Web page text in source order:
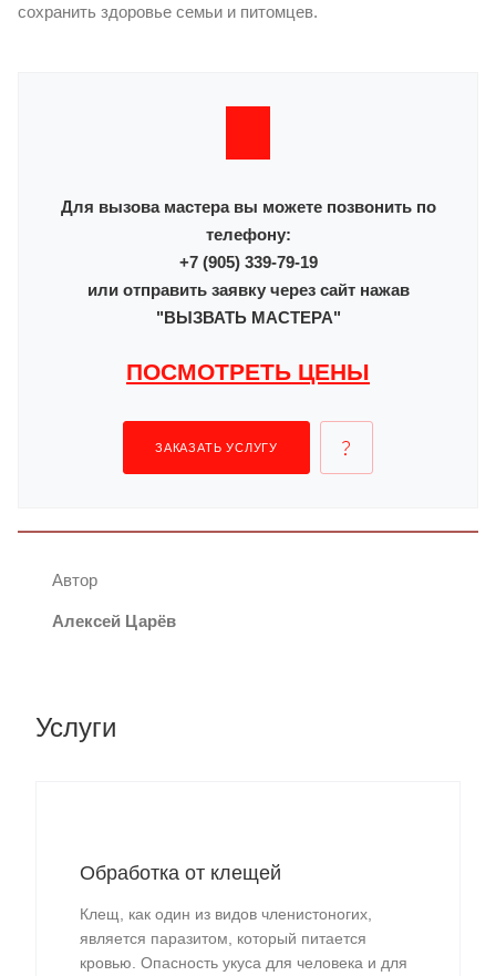
сохранить здоровье семьи и питомцев.
Для вызова мастера вы можете позвонить по
телефону:
+7 (905) 339-79-19
или отправить заявку через сайт нажав
"ВЫЗВАТЬ МАСТЕРА"
ПОСМОТРЕТЬ ЦЕНЫ
ЗАКАЗАТЬ УСЛУГУ
Автор
Алексей Царёв
Услуги
Обработка от клещей
Клещ, как один из видов членистоногих,
является паразитом, который питается
кровью. Опасность укуса для человека и для